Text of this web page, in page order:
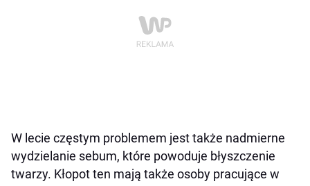
W lecie częstym problemem jest także nadmierne
wydzielanie sebum, które powoduje błyszczenie
twarzy. Kłopot ten mają także osoby pracujące w